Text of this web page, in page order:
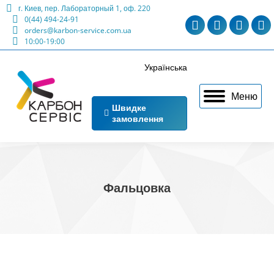
г. Киев, пер. Лабораторный 1, оф. 220
0(44) 494-24-91
orders@karbon-service.com.ua
10:00-19:00
Telegram
in
new
Viber
in
new
in
new
Меню
Українська
Швидке
замовлення
Фальцовка